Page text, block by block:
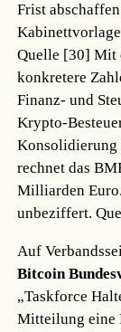
Frist
Quelle [30] Mit
konkretere
Finanz- und
Krypto-
Konsolidierung
rechnet das
Milliarden
unbeziffert.
Auf
Bitcoin
„Taskforce
Mitteilung eine